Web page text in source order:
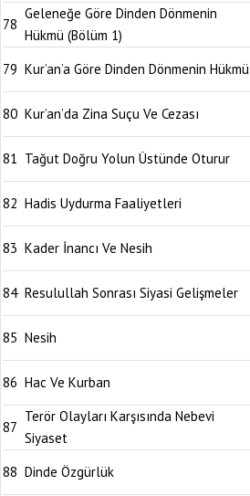
78
Geleneğe Göre Dinden Dönmenin
Hükmü (Bölüm 1)
79 Kur’an’a Göre Dinden Dönmenin Hükmü
80 Kur’an’da Zina Suçu Ve Cezası
81 Tağut Doğru Yolun Üstünde Oturur
82 Hadis Uydurma Faaliyetleri
83 Kader İnancı Ve Nesih
84 Resulullah Sonrası Siyasi Gelişmeler
85 Nesih
86 Hac Ve Kurban
87
Terör Olayları Karşısında Nebevi
Siyaset
88 Dinde Özgürlük